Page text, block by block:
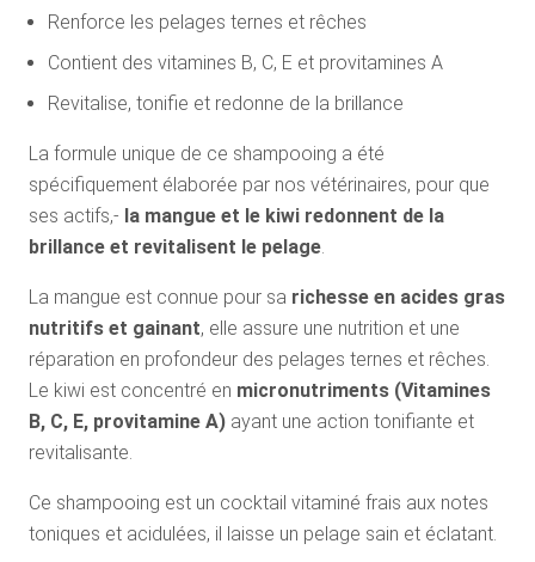
Renforce les pelages ternes et rêches
Contient des vitamines B, C, E et provitamines A
Revitalise, tonifie et redonne de la brillance
La formule unique de ce shampooing a été
spécifiquement élaborée par nos vétérinaires, pour que
ses actifs,- la mangue et le kiwi redonnent de la
brillance et revitalisent le pelage.
La mangue est connue pour sa richesse en acides gras
nutritifs et gainant, elle assure une nutrition et une
réparation en profondeur des pelages ternes et rêches.
Le kiwi est concentré en micronutriments (Vitamines
B, C, E, provitamine A) ayant une action tonifiante et
revitalisante.
Ce shampooing est un cocktail vitaminé frais aux notes
toniques et acidulées, il laisse un pelage sain et éclatant.